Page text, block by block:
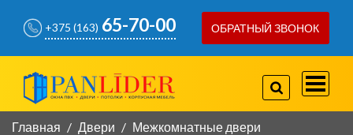
+375 (163) 65-70-00
+375(29) 778-80-66
ОБРАТНЫЙ ЗВОНОК
Главная Двери
Межкомнатные двери